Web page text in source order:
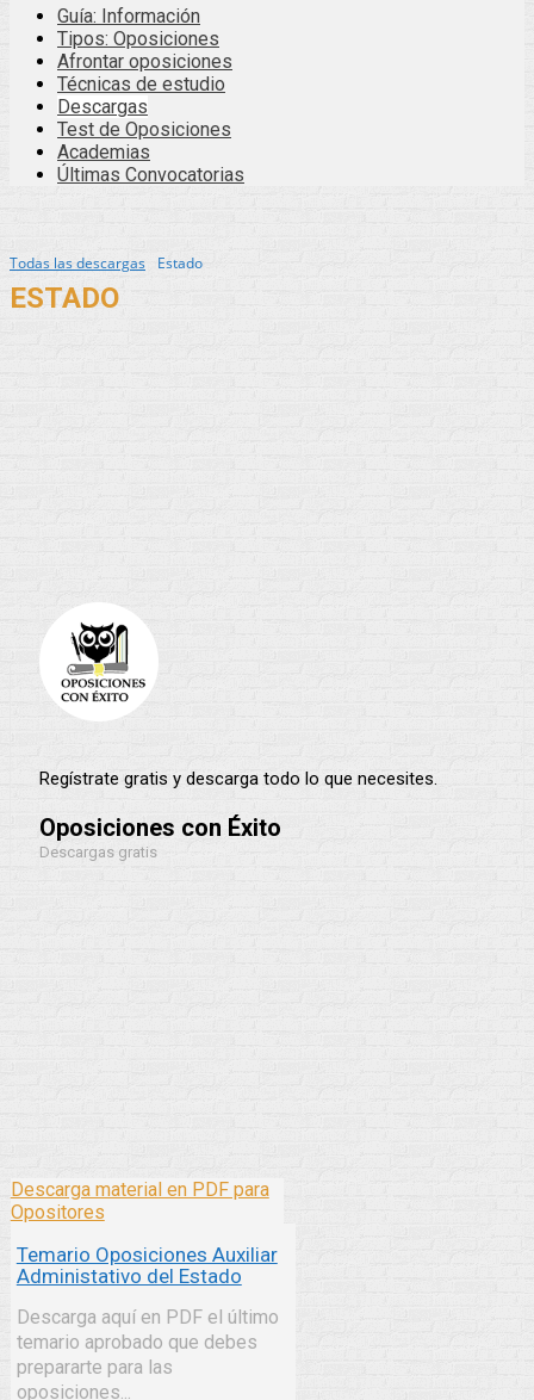
Guía: Información
Tipos: Oposiciones
Afrontar oposiciones
Técnicas de estudio
Descargas
Test de Oposiciones
Academias
Últimas Convocatorias
Todas las descargas Estado
ESTADO
Regístrate gratis y descarga todo lo que necesites.
Oposiciones con Éxito
Descargas gratis
Descarga material en PDF para
Opositores
Temario Oposiciones Auxiliar
Administativo del Estado
Descarga aquí en PDF el último
temario aprobado que debes
prepararte para las
oposiciones...